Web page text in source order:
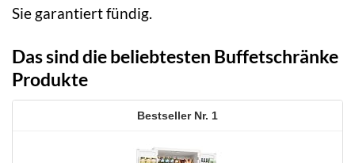
Sie garantiert fündig.
Das sind die beliebtesten Buffetschränke
Produkte
1